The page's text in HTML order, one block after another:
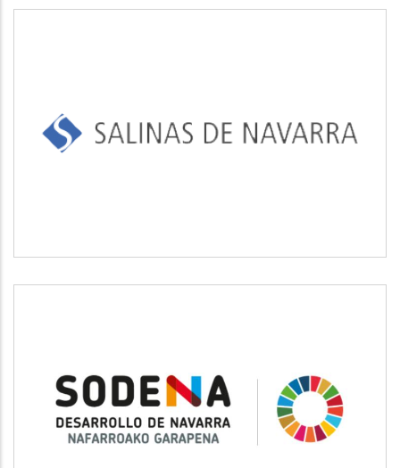
SALINAS DE NAVARRA
SODENA
Desarrollo empresarial